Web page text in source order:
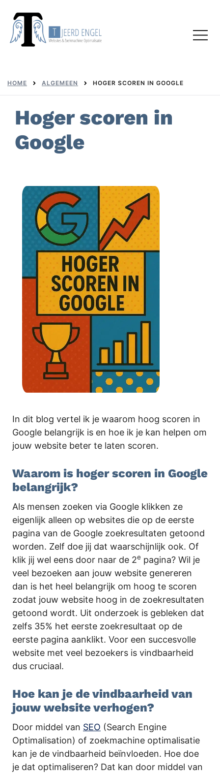
content
menu
HOME ALGEMEEN HOGER SCOREN IN GOOGLE
Hoger scoren in
Google
In dit blog vertel ik je waarom hoog scoren in
Google belangrijk is en hoe ik je kan helpen om
jouw website beter te laten scoren.
Waarom is hoger scoren in Google
belangrijk?
Als mensen zoeken via Google klikken ze
eigenlijk alleen op websites die op de eerste
pagina van de Google zoekresultaten getoond
worden. Zelf doe jij dat waarschijnlijk ook. Of
klik jij wel eens door naar de 2e pagina? Wil je
veel bezoeken aan jouw website genereren
dan is het heel belangrijk om hoog te scoren
zodat jouw website hoog in de zoekresultaten
getoond wordt. Uit onderzoek is gebleken dat
zelfs 35% het eerste zoekresultaat op de
eerste pagina aanklikt. Voor een succesvolle
website met veel bezoekers is vindbaarheid
dus cruciaal.
Hoe kan je de vindbaarheid van
jouw website verhogen?
Door middel van SEO (Search Engine
Optimalisation) of zoekmachine optimalisatie
kan je de vindbaarheid beïnvloeden. Hoe doe
je dat optimaliseren? Dat kan door middel van